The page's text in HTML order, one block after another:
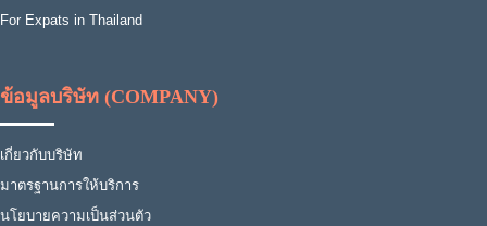
For Expats in Thailand
ข้อมูลบริษัท (COMPANY)
เกี่ยวกับบริษัท
มาตรฐานการให้บริการ
นโยบายความเป็นส่วนตัว